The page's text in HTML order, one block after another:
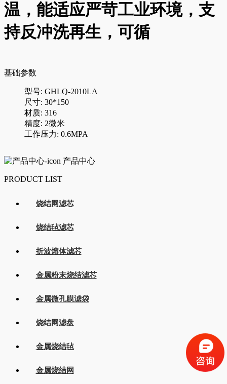
温，能适应严苛工业环境，支
持反冲洗再生，可循
基础参数
型号: GHLQ-2010LA
尺寸: 30*150
材质: 316
精度: 2微米
工作压力: 0.6MPA
产品中心
PRODUCT LIST
烧结网滤芯
烧结毡滤芯
折波熔体滤芯
金属粉末烧结滤芯
金属微孔膜滤袋
烧结网滤盘
金属烧结毡
金属烧结网